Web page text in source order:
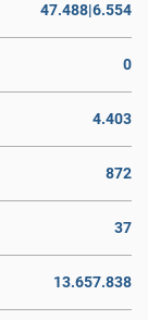
47.488|6.554
0
4.403
872
37
13.657.838